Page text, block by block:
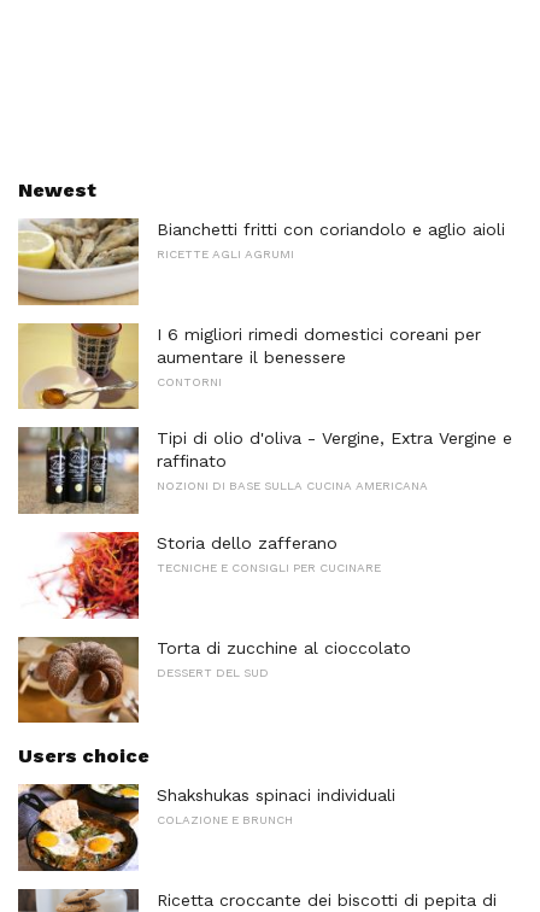
Newest
Bianchetti fritti con coriandolo e aglio aioli
RICETTE AGLI AGRUMI
I 6 migliori rimedi domestici coreani per
aumentare il benessere
CONTORNI
Tipi di olio d'oliva - Vergine, Extra Vergine e
raffinato
NOZIONI DI BASE SULLA CUCINA AMERICANA
Storia dello zafferano
TECNICHE E CONSIGLI PER CUCINARE
Torta di zucchine al cioccolato
DESSERT DEL SUD
Users choice
Shakshukas spinaci individuali
COLAZIONE E BRUNCH
Ricetta croccante dei biscotti di pepita di